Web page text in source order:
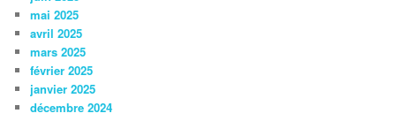
mai 2025
avril 2025
mars 2025
février 2025
janvier 2025
décembre 2024